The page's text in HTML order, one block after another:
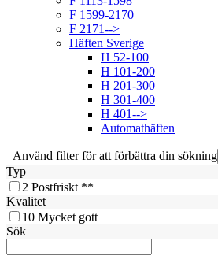
F 1599-2170
F 2171-->
Häften Sverige
H 52-100
H 101-200
H 201-300
H 301-400
H 401-->
Automathäften
Använd filter för att förbättra din sökning
Typ
2 Postfriskt **
Kvalitet
10 Mycket gott
Sök